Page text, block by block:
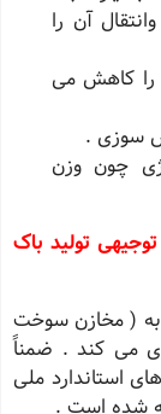
آن را
را کاهش می
سوزی .
چون وزن
تولید باک
( مخازن سوخت
استاندارد اجباری ٦٤٨٠ پیروی می کند . ضمناً
استاندارد ملی